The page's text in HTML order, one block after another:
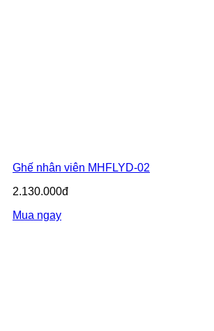
Ghế nhân viên MHFLYD-02
2.130.000đ
Mua ngay